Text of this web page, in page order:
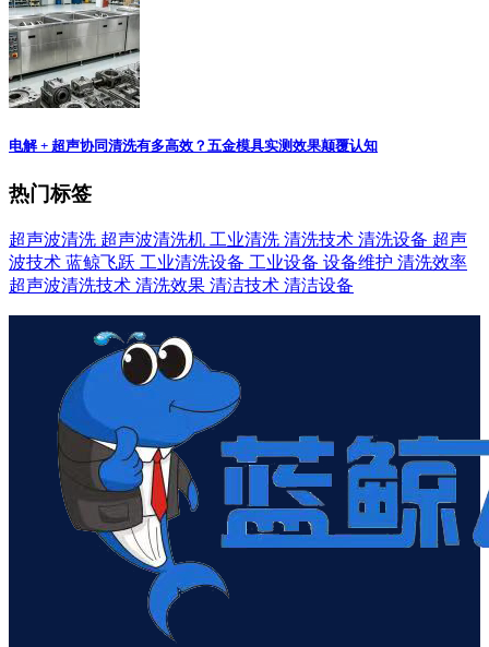
电解 + 超声协同清洗有多高效？五金模具实测效果颠覆认知
热门标签
超声波清洗 超声波清洗机 工业清洗 清洗技术 清洗设备 超声
波技术 蓝鲸飞跃 工业清洗设备 工业设备 设备维护 清洗效率
超声波清洗技术 清洗效果 清洁技术 清洁设备